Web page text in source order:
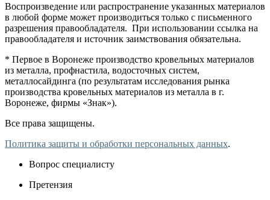
Воспроизведение или распространение указанных материалов
в любой форме может производиться только с письменного
разрешения правообладателя. При использовании ссылка на
правообладателя и источник заимствования обязательна.
* Первое в Воронеже производство кровельных материалов
из металла, профнастила, водосточных систем,
металлосайдинга (по результатам исследования рынка
производства кровельных материалов из металла в г.
Воронеже, фирмы «Знак»).
Все права защищены.
Политика защиты и обработки персональных данных.
Вопрос специалисту
Претензия